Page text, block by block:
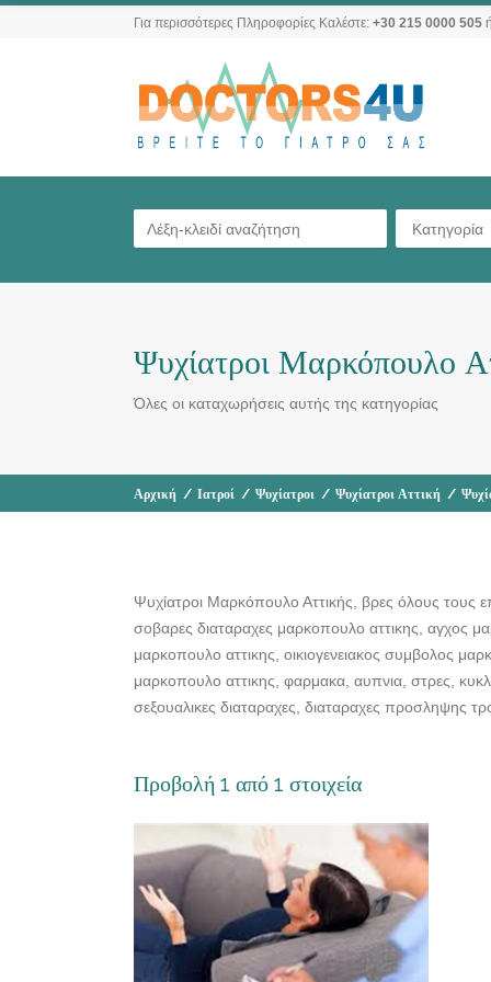
Για περισσότερες Πληροφορίες Καλέστε: +30 215 0000 505
Κατηγορία
Ψυχίατροι Μαρκόπουλο
Όλες οι καταχωρήσεις αυτής της κατηγορίας
Αρχική / Ιατροί / Ψυχίατροι / Ψυχίατροι Αττική /
Ψυχίατροι Μαρκόπουλο Αττικής, βρες όλους τους
σοβαρες διαταραχες μαρκοπουλο αττικης, αγχος
μαρκοπουλο αττικης, οικιογενειακος συμβολος
μαρκοπουλο αττικης, φαρμακα, αυπνια, στρες,
σεξουαλικες διαταραχες, διαταραχες προσληψης
Προβολή 1 από 1 στοιχεία